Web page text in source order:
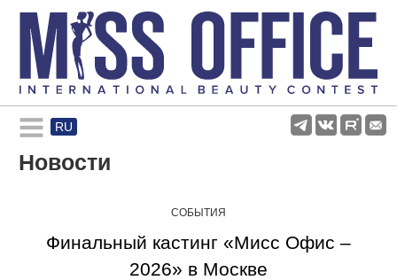
RU
Rules and regulations
Participants
Новости
СОБЫТИЯ
Финальный кастинг «Мисс Офис –
2026» в Москве